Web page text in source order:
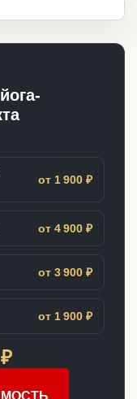
от 1 900 ₽
от 4 900 ₽
от 3 900 ₽
от 1 900 ₽
₽